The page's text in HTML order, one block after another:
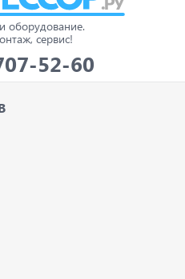
оборудование.
сервис!
52-60